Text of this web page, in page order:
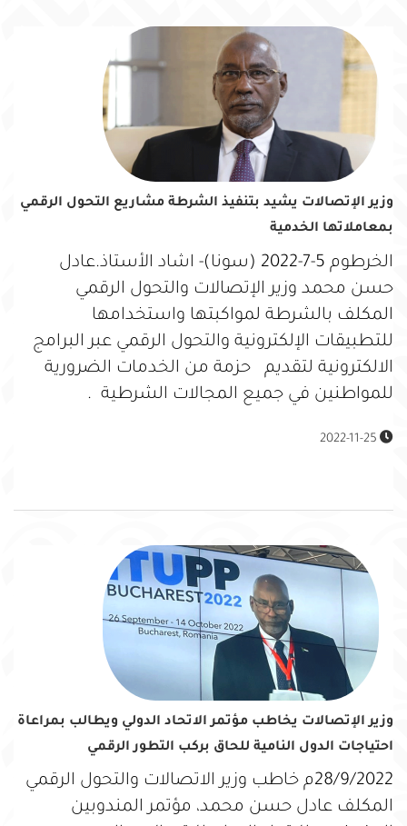
وزير الإتصالات يشيد بتنفيذ الشرطة مشاريع التحول الرقمي
بمعاملاتها الخدمية
الخرطوم 5-7-2022 (سونا)- اشاد الأستاذ.عادل
حسن محمد وزير الإتصالات والتحول الرقمي
المكلف بالشرطة لمواكبتها واستخدامها
للتطبيقات الإلكترونية والتحول الرقمي عبر البرامج
الالكترونية لتقديم حزمة من الخدمات الضرورية
للمواطنين في جميع المجالات الشرطية .
وزير الإتصالات يخاطب مؤتمر الاتحاد الدولي ويطالب بمراعاة
احتياجات الدول النامية للحاق بركب التطور الرقمي
28/9/2022م خاطب وزير الاتصالات والتحول الرقمي
المكلف عادل حسن محمد، مؤتمر المندوبين